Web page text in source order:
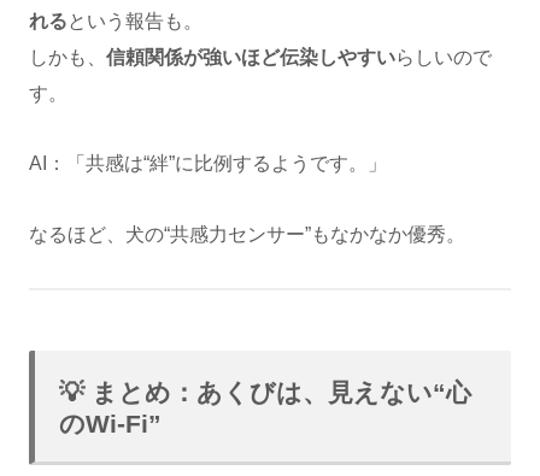
れる という報告も。
しかも、 信頼関係が強いほど伝染しやすいらしいので
す。
AI：「共感は“絆”に比例するようです。」
なるほど、犬の“共感力センサー”もなかなか優秀。
💡 まとめ：あくびは、見えない“心
のWi-Fi”